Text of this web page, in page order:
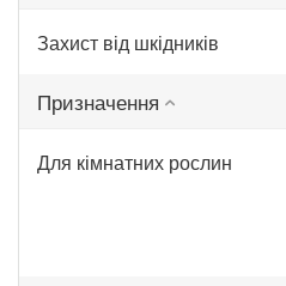
Захист від шкідників
Призначення
Для кімнатних рослин